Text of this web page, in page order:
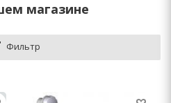
магазине
Фильтр